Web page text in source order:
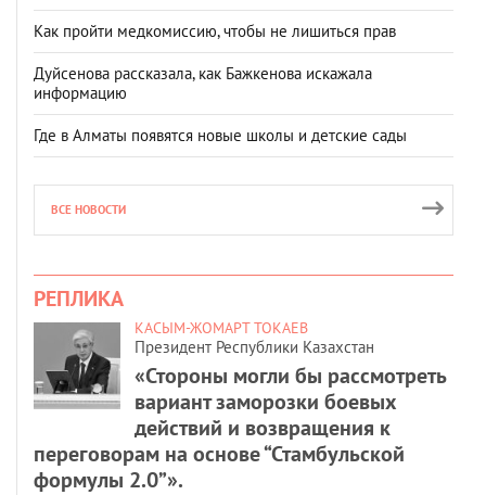
Как пройти медкомиссию, чтобы не лишиться прав
Дуйсенова рассказала, как Бажкенова искажала
информацию
Где в Алматы появятся новые школы и детские сады
ВСЕ НОВОСТИ
РЕПЛИКА
КАСЫМ-ЖОМАРТ ТОКАЕВ
Президент Республики Казахстан
«Стороны могли бы рассмотреть
вариант заморозки боевых
действий и возвращения к
переговорам на основе “Стамбульской
формулы 2.0”».